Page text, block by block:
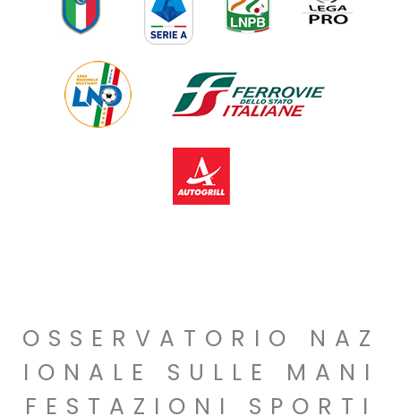
OSSERVATORIO NAZ
IONALE SULLE MANI
FESTAZIONI SPORTI